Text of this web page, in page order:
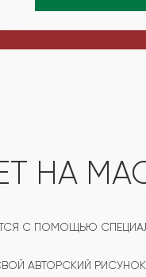
НА
С ПОМОЩЬЮ
АВТОРСКИЙ